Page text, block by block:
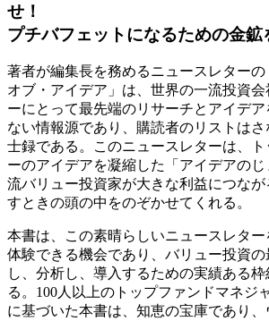
せ！
プチバフェットになるための金鉱
著者が編集長を務めるニュースレターの
オブ・アイデア」は、世界の一流投資
ーにとって最先端のリサーチとアイデ
ない情報源であり、購読者のリストは
士録である。このニュースレターは、
ーのアイデアを凝縮した「アイデアの
流バリュー投資家が大きな利益につな
すときの頭の中をのぞかせてくれる。
本書は、この素晴らしいニュースレタ
体験できる機会であり、バリュー投資
し、分析し、導入するための実績ある
る。100人以上のトップファンドマネジ
に基づいた本書は、知恵の宝庫であり